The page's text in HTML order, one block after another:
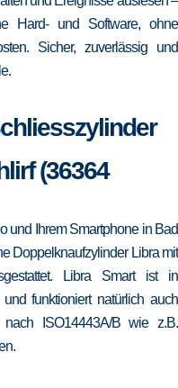
Hard- und Software, ohne
Sicher, zuverlässig und
(36364
und Ihrem Smartphone in Bad
Doppelknaufzylinder Libra mit
Libra Smart ist in
funktioniert natürlich auch
nach ISO14443A/B wie z.B.